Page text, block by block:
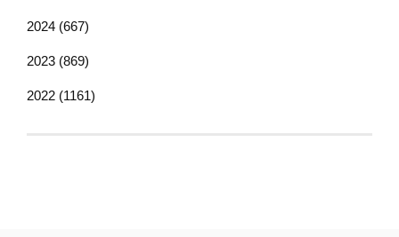
2024 (667)
2023 (869)
2022 (1161)